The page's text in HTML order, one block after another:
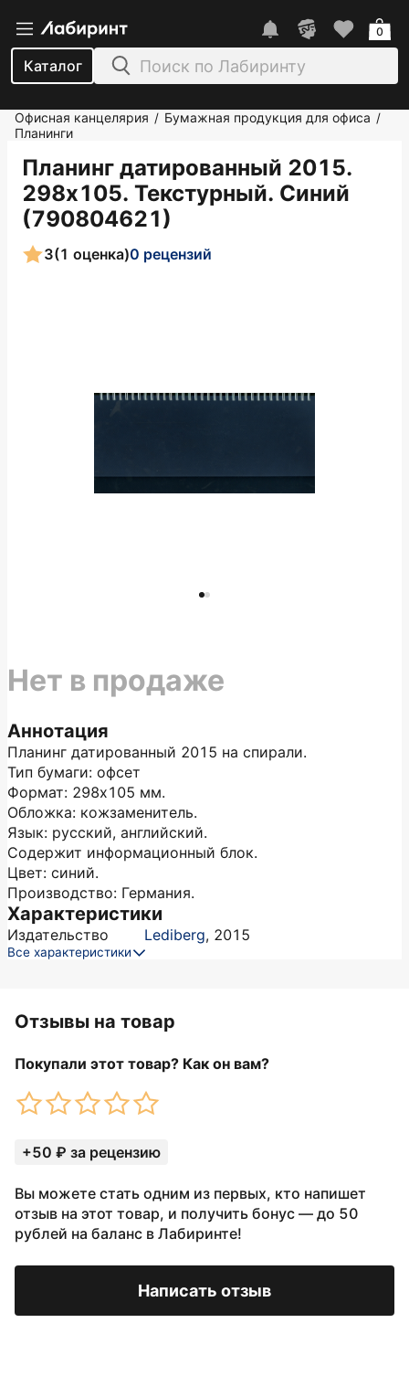
Каталог
0
Офисная канцелярия / Бумажная продукция для офиса /
Планинги
Планинг датированный 2015.
298х105. Текстурный. Синий
(790804621)
3(1 оценка)0 рецензий
Аннотация
Планинг датированный 2015 на спирали.
Тип бумаги: офсет
Формат: 298х105 мм.
Обложка: кожзаменитель.
Язык: русский, английский.
Содержит информационный блок.
Цвет: синий.
Производство: Германия.
Характеристики
Издательство Lediberg, 2015
Все характеристики
Нет в продаже
Отзывы на товар
Покупали этот товар? Как он вам?
+50 ₽ за рецензию
Вы можете стать одним из первых, кто напишет
отзыв на этот товар, и получить бонус — до 50
рублей на баланс в Лабиринте!
Написать отзыв